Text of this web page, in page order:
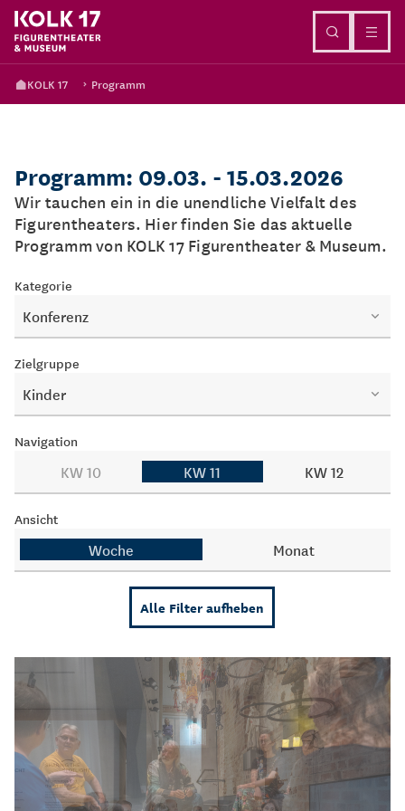
KOLK 17 Programm
Programm: 09.03. - 15.03.2026
Wir tauchen ein in die unendliche Vielfalt des
Figurentheaters. Hier finden Sie das aktuelle
Programm von KOLK 17 Figurentheater & Museum.
Kategorie
Konferenz
Zielgruppe
Kinder
Navigation
KW 10 KW 11 KW 12
Ansicht
Woche Monat
Alle Filter aufheben